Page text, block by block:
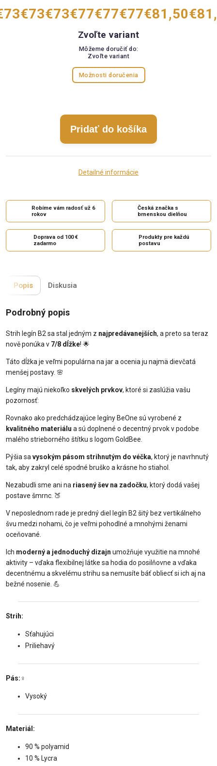
€73€73€77€77€77€81,50
Zvoľte variant
Môžeme doručiť do:
Zvoľte variant
Možnosti doručenia
Pridať do košíka
Detailné informácie
Robíme vám radosť už 6
rokov
Česká značka s
brnenskou dielňou
Doprava od 100 €
zadarmo
Produkty pre každú
postavu
Popis Diskusia
Podrobný popis
Strih legín B2 sa stal jedným z najpredávanejších, a preto sa teraz
nově ponúka v 7/8 dĺžke! 🌟
Táto dĺžka je veľmi populárna na jar a ocenia ju najmä dievčatá
menšej postavy. 🌸
Legíny majú niekoľko skvelých prvkov, ktoré si zaslúžia vašu
pozornosť:
Rovnako ako predchádzajúce legíny BeOne sú vyrobené z
kvalitného materiálu a sú doplnené o decentný prvok v podobe
malého strieborného štítku s logom GoldBee.
Pýšia sa vysokým pásom strihnutým do véčka, ktorý je navrhnutý
tak, aby zakryl celé spodné bruško a krásne ho stiahol.
Nezabudli sme ani na riasený šev na zadočku, ktorý dodá vašej
postave šmrnc. 🍑
V neposlednom rade je predný diel legín B2 šitý bez vertikálneho
švu medzi nohami, čo je veľmi pohodlné a mnohými ženami
oceňované.
Ich moderný a jednoduchý dizajn umožňuje využitie na mnohé
aktivity – vďaka flexibilnej látke sa hodia do posilňovne a vďaka
decentnému a skvelému strihu sa nemusíte báť obliecť si ich aj na
bežné nosenie. 💪
Strih:️
Sťahujúci
Priliehavý
Pás:‍♀️
Vysoký
Materiál:
90 % polyamid
10 % Lycra